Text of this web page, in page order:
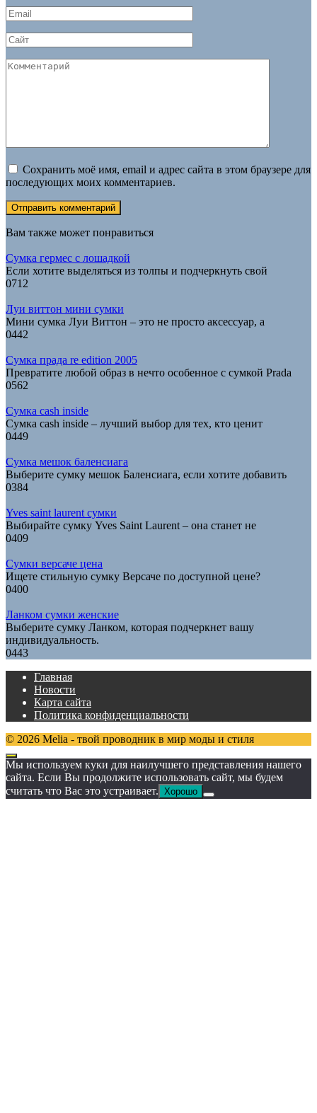
Email
*
Сайт
Комментарий
Сохранить моё имя, email и адрес сайта в этом браузере для
последующих моих комментариев.
Вам также может понравиться
Сумка гермес с лошадкой
Если хотите выделяться из толпы и подчеркнуть свой
0712
Луи виттон мини сумки
Мини сумка Луи Виттон – это не просто аксессуар, а
0442
Сумка прада re edition 2005
Превратите любой образ в нечто особенное с сумкой Prada
0562
Сумка cash inside
Сумка cash inside – лучший выбор для тех, кто ценит
0449
Сумка мешок баленсиага
Выберите сумку мешок Баленсиага, если хотите добавить
0384
Yves saint laurent сумки
Выбирайте сумку Yves Saint Laurent – она станет не
0409
Сумки версаче цена
Ищете стильную сумку Версаче по доступной цене?
0400
Ланком сумки женские
Выберите сумку Ланком, которая подчеркнет вашу
индивидуальность.
0443
Главная
Новости
Карта сайта
Политика конфиденциальности
© 2026 Melia - твой проводник в мир моды и стиля
Мы используем куки для наилучшего представления нашего
сайта. Если Вы продолжите использовать сайт, мы будем
считать что Вас это устраивает. Хорошо